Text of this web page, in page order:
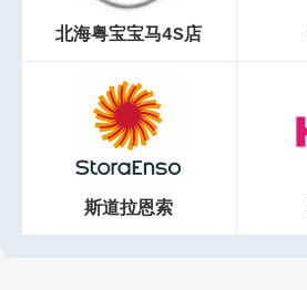
北海粤宝宝马4S店
斯道拉恩索